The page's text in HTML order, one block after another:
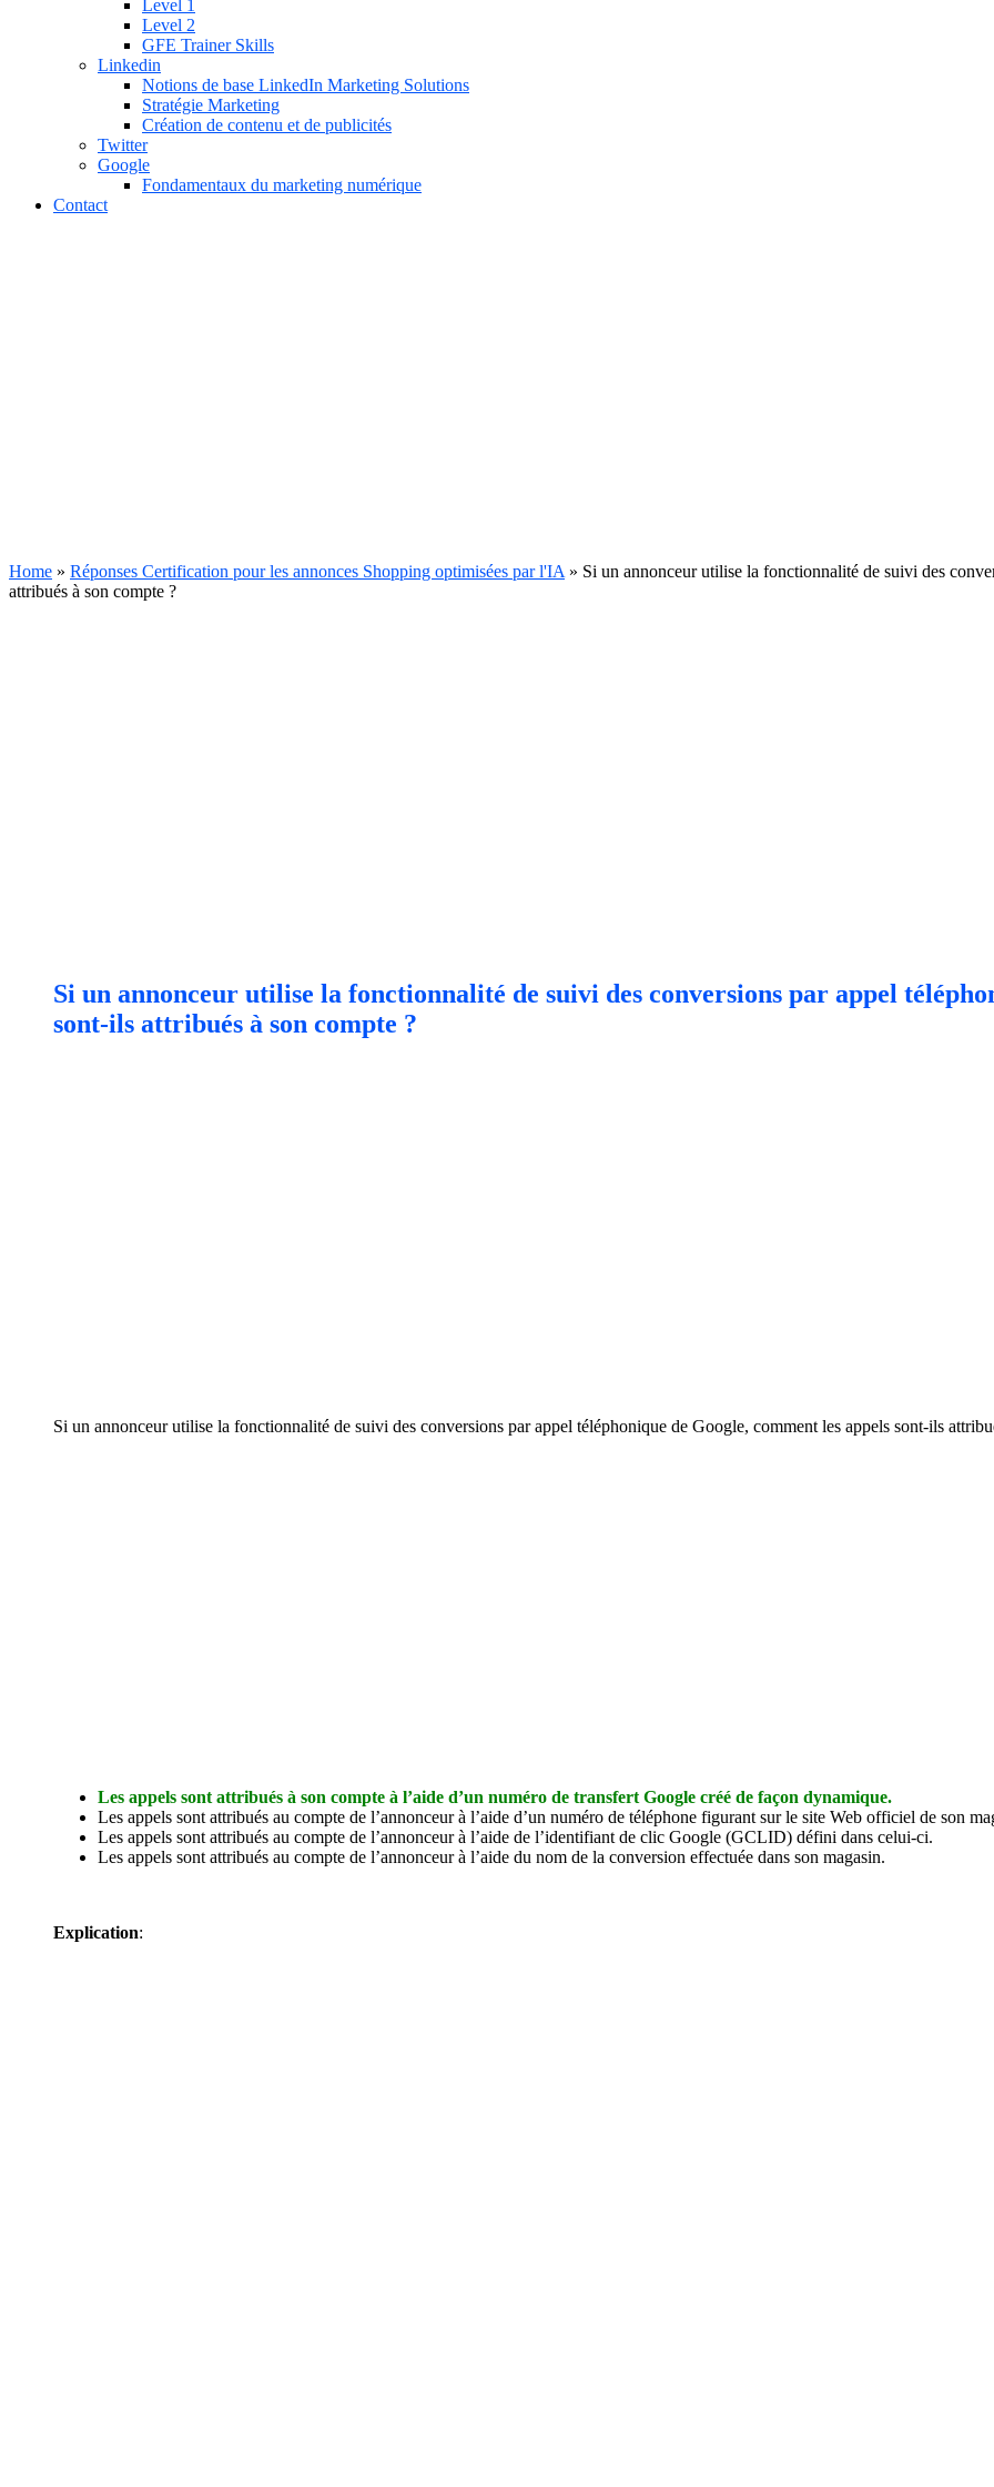
Level 1
Level 2
GFE Trainer Skills
Linkedin
Notions de base LinkedIn Marketing Solutions
Stratégie Marketing
Création de contenu et de publicités
Twitter
Google
Fondamentaux du marketing numérique
Contact
Home » Réponses Certification pour les annonces Shopping optimisées par l'IA » Si un annonceur utilise la fonctionnalité de suivi des
attribués à son compte ?
Si un annonceur utilise la fonctionnalité de suivi des conversions par appel
sont-ils attribués à son compte ?
Si un annonceur utilise la fonctionnalité de suivi des conversions par appel téléphonique de Google, comment les appels sont-ils
Les appels sont attribués à son compte à l’aide d’un numéro de transfert Google créé de façon dynamique.
Les appels sont attribués au compte de l’annonceur à l’aide d’un numéro de téléphone figurant sur le site Web officiel de son
Les appels sont attribués au compte de l’annonceur à l’aide de l’identifiant de clic Google (GCLID) défini dans celui-ci.
Les appels sont attribués au compte de l’annonceur à l’aide du nom de la conversion effectuée dans son magasin.
Explication: